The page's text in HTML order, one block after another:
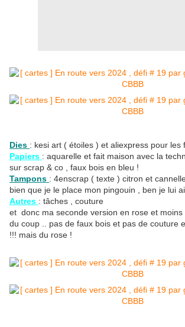
Dies : kesi art ( étoiles ) et aliexpress pour les
Papiers : aquarelle et fait maison avec la
sur scrap & co , faux bois en bleu !
Tampons : 4enscrap ( texte ) citron et
bien que je le place mon pingouin , ben je lui
Autres : tâches , couture
et donc ma seconde version en rose et moins
du coup .. pas de faux bois et pas de couture
!!! mais du rose !